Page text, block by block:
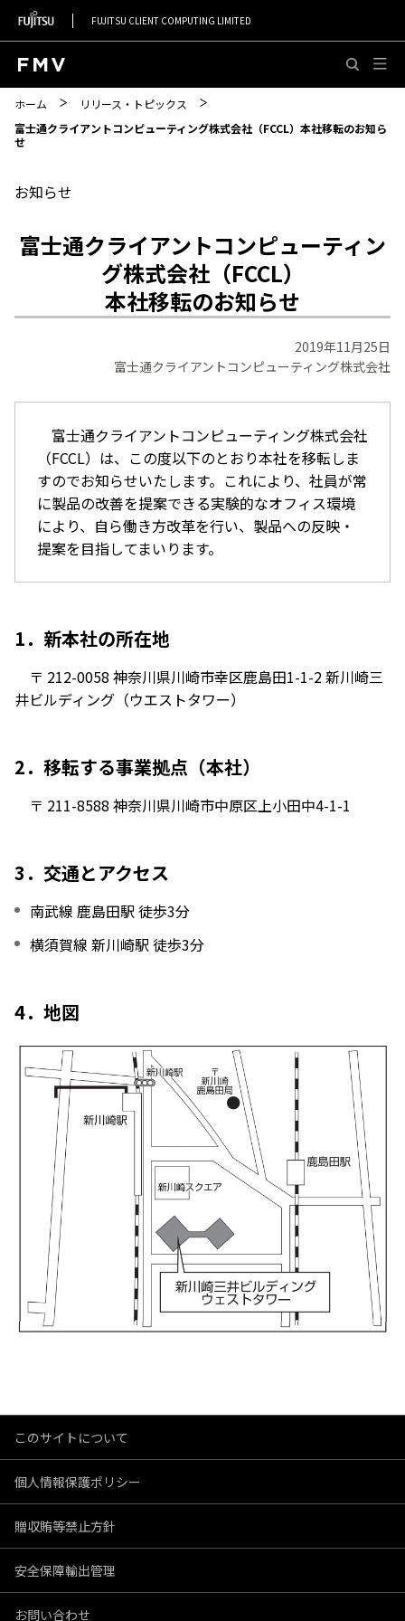
FUJITSU CLIENT COMPUTING LIMITED
ホーム
リリース・トピックス
富士通クライアントコンピューティング株式会社（FCCL）本社移転のお知ら
せ
お知らせ
富士通クライアントコンピューティン
グ株式会社（FCCL）
本社移転のお知らせ
2019年11月25日
富士通クライアントコンピューティング株式会社
富士通クライアントコンピューティング株式会社
（FCCL）は、この度以下のとおり本社を移転しま
すのでお知らせいたします。これにより、社員が常
に製品の改善を提案できる実験的なオフィス環境
により、自ら働き方改革を行い、製品への反映・
提案を目指してまいります。
1．新本社の所在地
〒 212-0058 神奈川県川崎市幸区鹿島田1-1-2 新川崎三
井ビルディング（ウエストタワー）
2．移転する事業拠点（本社）
〒 211-8588 神奈川県川崎市中原区上小田中4-1-1
3．交通とアクセス
南武線 鹿島田駅 徒歩3分
横須賀線 新川崎駅 徒歩3分
4．地図
このサイトについて
個人情報保護ポリシー
贈収賄等禁止方針
安全保障輸出管理
お問い合わせ